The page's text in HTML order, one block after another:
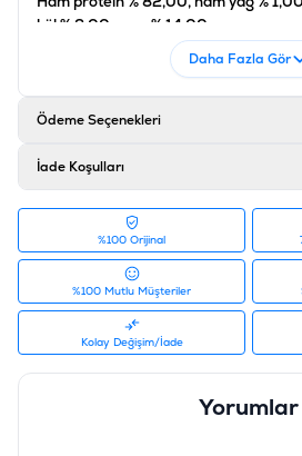
kül % 2,00, nem % 14,00.
:
Daha Fazla Gör
Ödeme Seçenekleri
İade Koşulları
%100 Orijinal
%100 Mutlu Müşteriler
Kolay Değişim/İade
Yorumlar